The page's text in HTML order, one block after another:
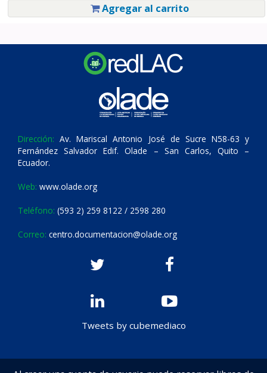
Agregar al carrito
Dirección: Av. Mariscal Antonio José de Sucre N58-63 y
Fernández Salvador Edif. Olade – San Carlos, Quito –
Ecuador.
Web: www.olade.org
Teléfono: (593 2) 259 8122 / 2598 280
Correo: centro.documentacion@olade.org
Tweets by cubemediaco